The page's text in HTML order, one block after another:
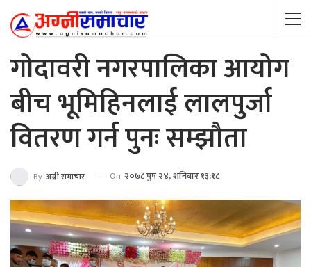
गोदावरी नगरपालिका आयोग
बीच भूमिहिनलाई लालपुर्जा
वितरण गर्न पुनः सम्झौता
By अग्नी समाचार On २०७८ पुष २४, शनिबार १३:१८